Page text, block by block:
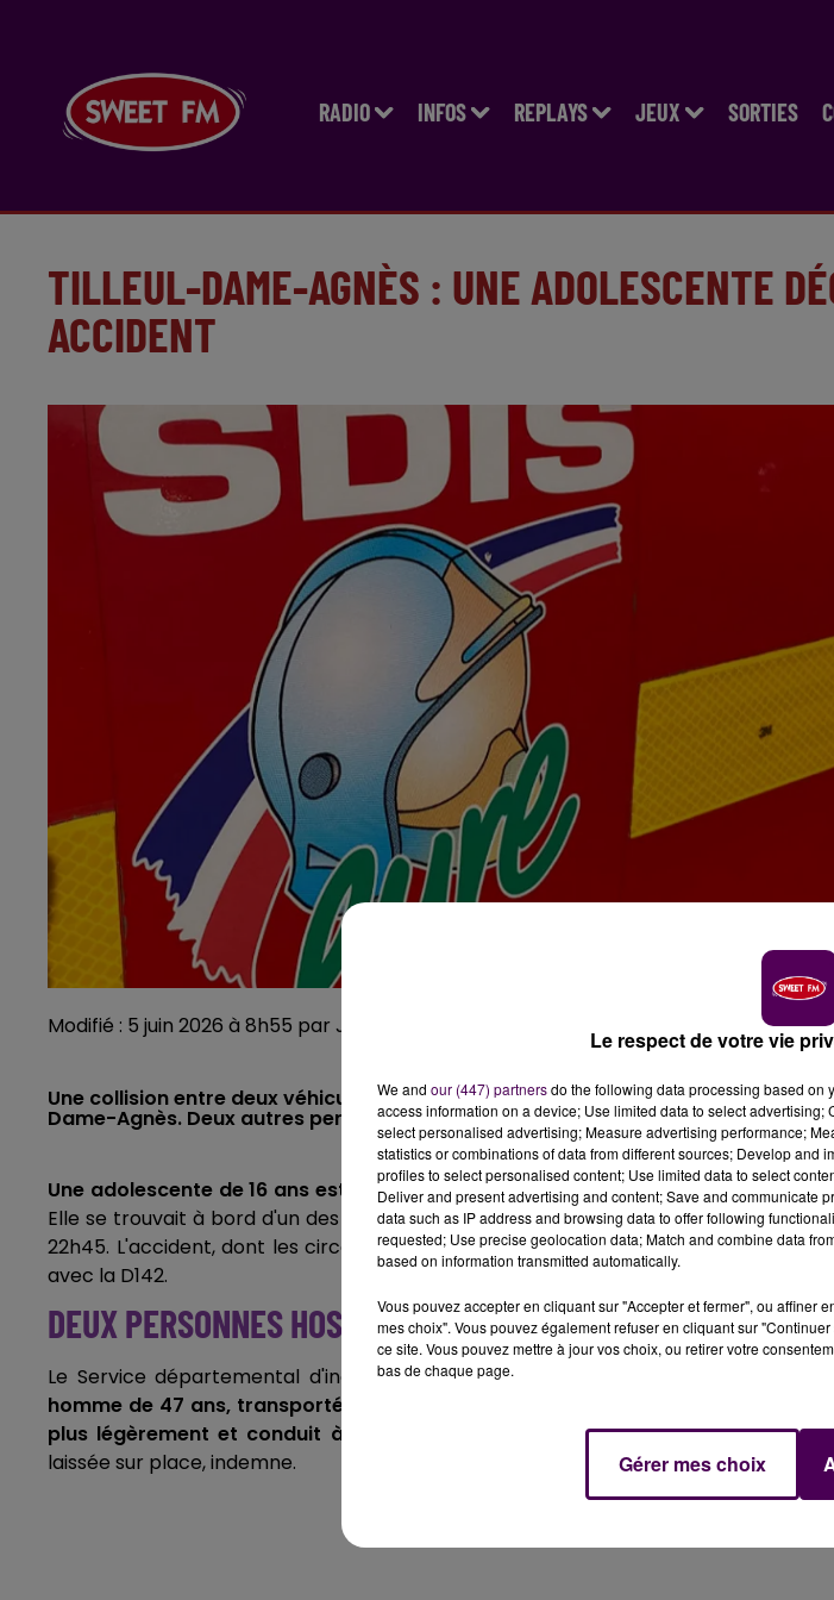
RADIO INFOS REPLAYS JEUX SORTIES
TILLEUL-DAME-AGNÈS : UNE ADOLESCENTE
ACCIDENT
Modifié : 5 juin 2026 à 8h55 par Julien Dubois
Une collision entre deux véhicules a coûté la vie à une adolescente, ce jeudi 4
Dame-Agnès. Deux autres personnes ont été blessées, dont une grièvement.
Une adolescente de 16 ans est décédée ce jeudi 4 juin près de Conches-en-
Elle se trouvait à bord d'un des deux véhicules impliqués dans une violente
22h45. L'accident, dont les circonstances restent à définir, s'est produit sur la
avec la D142.
DEUX PERSONNES HOSPITALISÉES
Le Service départemental d'incendie et de secours de l'Eure annonce
homme de 47 ans, transporté dans un état grave au CHU de Rouen, ainsi qu'un
plus légèrement et conduit à l'hôpital d'Evreux
. Enfin, une femme de 45 ans,
laissée sur place, indemne.
Le respect de votre vie
We and our (447) partnersdo the following data processing based on
access information on a device; Use limited data to select
select personalised advertising; Measure advertising performance;
statistics or combinations of data from different sources; Develop and
profiles to select personalised content; Use limited data to select
Deliver and present advertising and content; Save and communicate
data such as IP address and browsing data to offer following
requested; Use precise geolocation data; Match and combine data
based on information transmitted automatically.
Vous pouvez accepter en cliquant sur "Accepter et fermer", ou affiner
mes choix". Vous pouvez également refuser en cliquant sur
ce site. Vous pouvez mettre à jour vos choix, ou retirer votre
bas de chaque page.
Gérer mes choix